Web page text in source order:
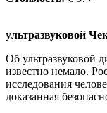
ультразвуковой
Об ультразвуковой
известно немало.
исследования
доказанная